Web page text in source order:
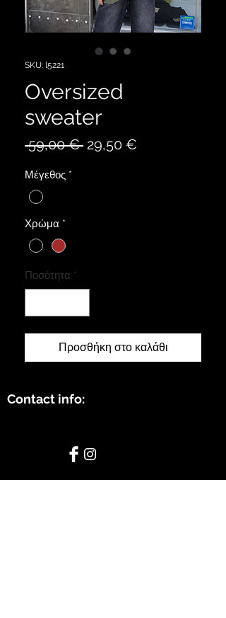
SKU: l5221
Oversized
sweater
59,00 € Κανονική
29,50 €
Μέγεθος *
Χρώμα *
Ποσότητα *
Προσθήκη στο καλάθι
Contact info: